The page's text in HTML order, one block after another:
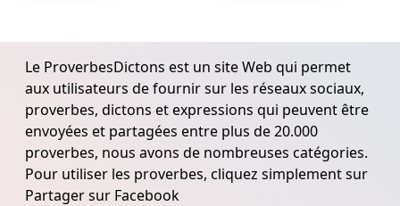
Le ProverbesDictons est un site Web qui permet
aux utilisateurs de fournir sur les réseaux sociaux,
proverbes, dictons et expressions qui peuvent être
envoyées et partagées entre plus de 20.000
proverbes, nous avons de nombreuses catégories.
Pour utiliser les proverbes, cliquez simplement sur
Partager sur Facebook